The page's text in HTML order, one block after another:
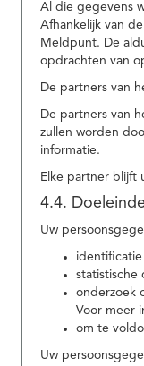
Al die gegevens
Afhankelijk van
Meldpunt. De
opdrachten van
De partners van
De partners van
zullen worden
informatie.
Elke partner blijft
4.4.
Uw
statistische
onderzoek
Voor meer
om te
Uw